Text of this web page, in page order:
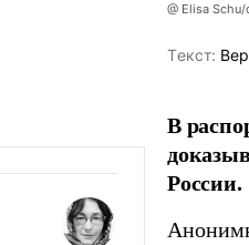
@ Elisa
Tекст:
В
России.